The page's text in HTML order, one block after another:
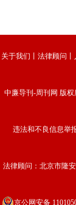
关于我们 法律顾问
中廉导刊-周刊网 版权
违法和不良信息举
法律顾问：北京市隆
京公网安备